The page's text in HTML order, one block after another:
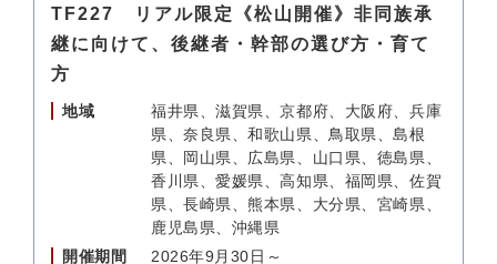
TF227 リアル限定《松山開催》非同族承
継に向けて、後継者・幹部の選び方・育て
方
地域
福井県、滋賀県、京都府、大阪府、兵庫
県、奈良県、和歌山県、鳥取県、島根
県、岡山県、広島県、山口県、徳島県、
香川県、愛媛県、高知県、福岡県、佐賀
県、長崎県、熊本県、大分県、宮崎県、
鹿児島県、沖縄県
開催期間
2026年9月30日～